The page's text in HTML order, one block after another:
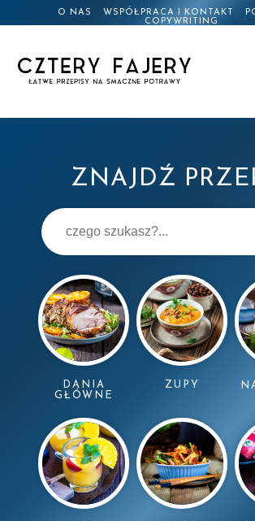
O NAS WSPÓŁPRACA I KONTAKT
COPYWRITING
ZNAJDŹ
DANIA
GŁÓWNE
ZUPY